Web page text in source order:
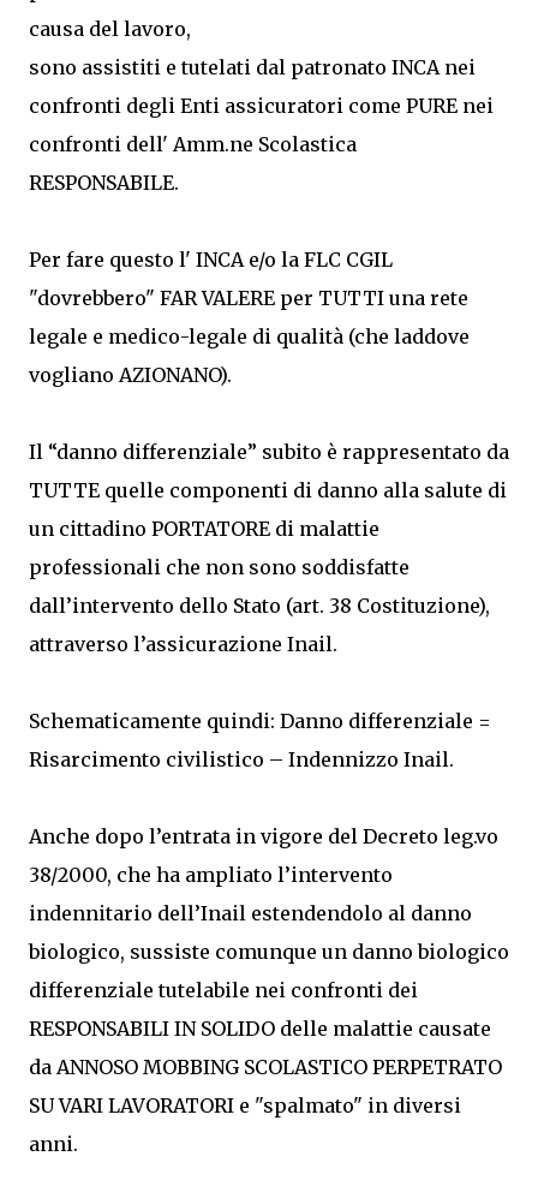
causa del lavoro,
sono assistiti e tutelati dal patronato INCA nei
confronti degli Enti assicuratori come PURE nei
confronti dell' Amm.ne Scolastica
RESPONSABILE.
Per fare questo l' INCA e/o la FLC CGIL
"dovrebbero" FAR VALERE per TUTTI una rete
legale e medico-legale di qualità (che laddove
vogliano AZIONANO).
Il “danno differenziale” subito è rappresentato da
TUTTE quelle componenti di danno alla salute di
un cittadino PORTATORE di malattie
professionali che non sono soddisfatte
dall’intervento dello Stato (art. 38 Costituzione),
attraverso l’assicurazione Inail.
Schematicamente quindi: Danno differenziale =
Risarcimento civilistico – Indennizzo Inail.
Anche dopo l’entrata in vigore del Decreto leg.vo
38/2000, che ha ampliato l’intervento
indennitario dell’Inail estendendolo al danno
biologico, sussiste comunque un danno biologico
differenziale tutelabile nei confronti dei
RESPONSABILI IN SOLIDO delle malattie causate
da ANNOSO MOBBING SCOLASTICO PERPETRATO
SU VARI LAVORATORI e "spalmato" in diversi
anni.